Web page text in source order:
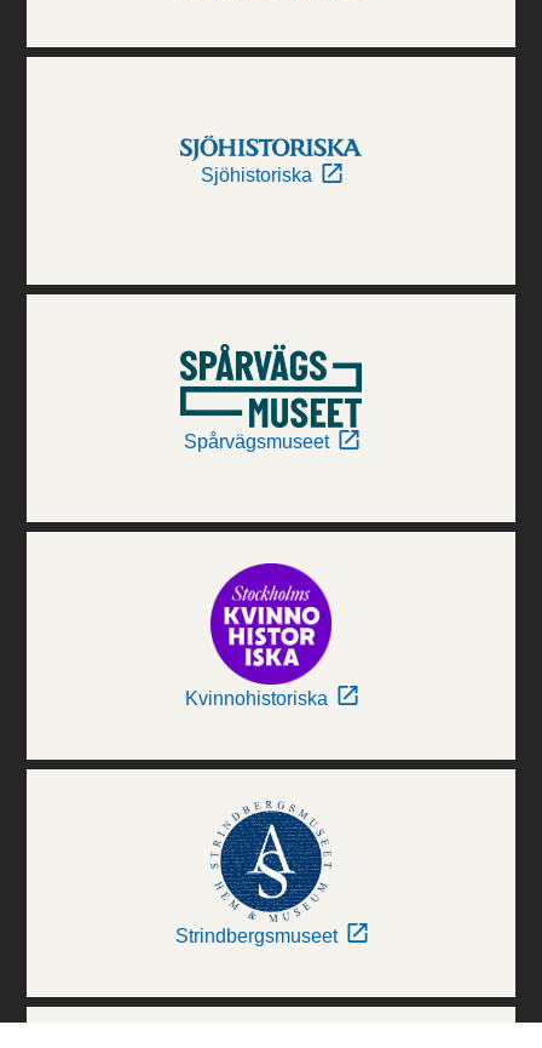
Sjöhistoriska
Spårvägsmuseet
Kvinnohistoriska
Strindbergsmuseet